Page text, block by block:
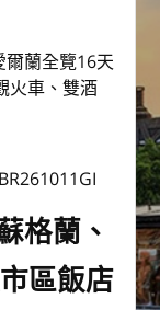
蘭全覽16天
火車、雙酒
格蘭、
區飯店